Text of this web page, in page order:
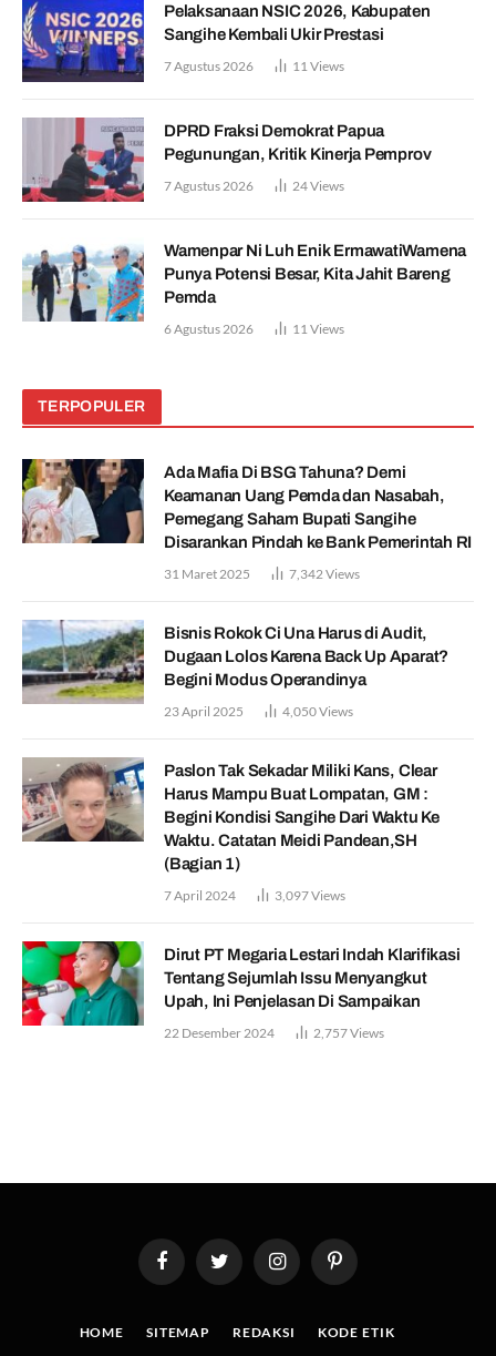
Pelaksanaan NSIC 2026, Kabupaten
Sangihe Kembali Ukir Prestasi
7 Agustus 2026 11 Views
DPRD Fraksi Demokrat Papua
Pegunungan, Kritik Kinerja Pemprov
7 Agustus 2026 24Views
Wamenpar Ni Luh Enik ErmawatiWamena
Punya Potensi Besar, Kita Jahit Bareng
Pemda
6 Agustus 2026 11 Views
TERPOPULER
Ada Mafia Di BSG Tahuna? Demi
Keamanan Uang Pemda dan Nasabah,
Pemegang Saham Bupati Sangihe
Disarankan Pindah ke Bank Pemerintah RI
31 Maret 2025 7,342 Views
Bisnis Rokok Ci Una Harus di Audit,
Dugaan Lolos Karena Back Up Aparat?
Begini Modus Operandinya
23 April 2025 4,050Views
Paslon Tak Sekadar Miliki Kans, Clear
Harus Mampu Buat Lompatan, GM :
Begini Kondisi Sangihe Dari Waktu Ke
Waktu. Catatan Meidi Pandean,SH
(Bagian 1)
7 April 2024 3,097Views
Dirut PT Megaria Lestari Indah Klarifikasi
Tentang Sejumlah Issu Menyangkut
Upah, Ini Penjelasan Di Sampaikan
22 Desember 2024 2,757Views
FacebookTwitter InstagramPinterest
HOME SITEMAP REDAKSI
KODE ETIK